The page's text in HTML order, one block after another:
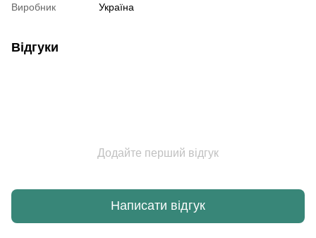
Виробник
Україна
Відгуки
Додайте перший відгук
Написати відгук